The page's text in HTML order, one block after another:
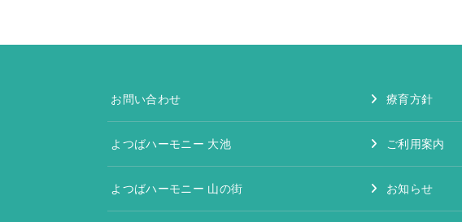
お問い合わせ
よつばハーモニー 大池
よつばハーモニー 山の街
療育方針
ご利用案内
お知らせ